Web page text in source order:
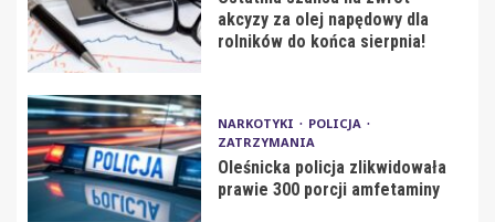
akcyzy za olej napędowy dla
rolników do końca sierpnia!
NARKOTYKI
POLICJA
ZATRZYMANIA
Oleśnicka policja zlikwidowała
prawie 300 porcji amfetaminy